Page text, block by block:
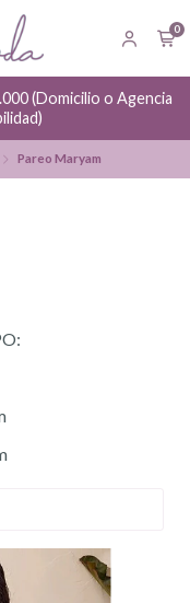
0
(Domicilio o Agencia
Pareo Maryam